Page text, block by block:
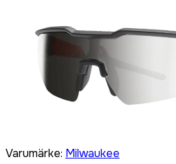
Varumärke: Milwaukee